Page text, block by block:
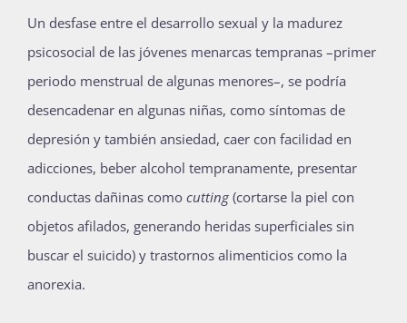
Publicaciones
Bienvenida generación 2027-1
Un desfase entre el desarrollo sexual y la madurez
psicosocial de las jóvenes menarcas tempranas –primer
periodo menstrual de algunas menores–, se podría
desencadenar en algunas niñas, como síntomas de
depresión y también ansiedad, caer con facilidad en
adicciones, beber alcohol tempranamente, presentar
conductas dañinas como cutting (cortarse la piel con
objetos afilados, generando heridas superficiales sin
buscar el suicido) y trastornos alimenticios como la
anorexia.